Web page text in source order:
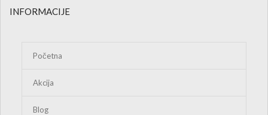
INFORMACIJE
Početna
Akcija
Blog